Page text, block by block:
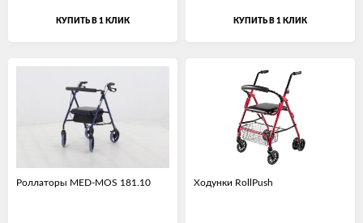
КУПИТЬ В 1 КЛИК КУПИТЬ В 1 КЛИК
Роллаторы MED-MOS 181.10 Ходунки RollPush